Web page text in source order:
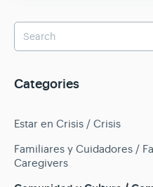
Categories
Estar en Crisis / Crisis
Familiares y Cuidadores /
Caregivers